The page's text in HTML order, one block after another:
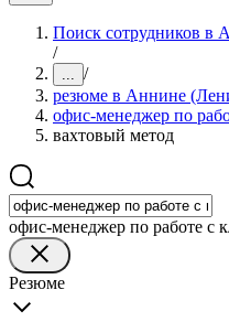
Поиск сотрудников в
/
... /
резюме в Аннине
офис-менеджер по
вахтовый метод
офис-менеджер по работе с
Резюме